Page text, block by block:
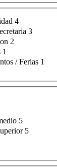
4
3
2
1
/ Ferias 1
5
5